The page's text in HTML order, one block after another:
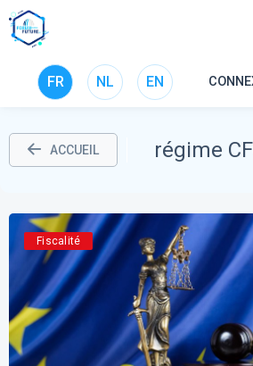
FR NL EN
ACCUEIL régime
Fiscalité